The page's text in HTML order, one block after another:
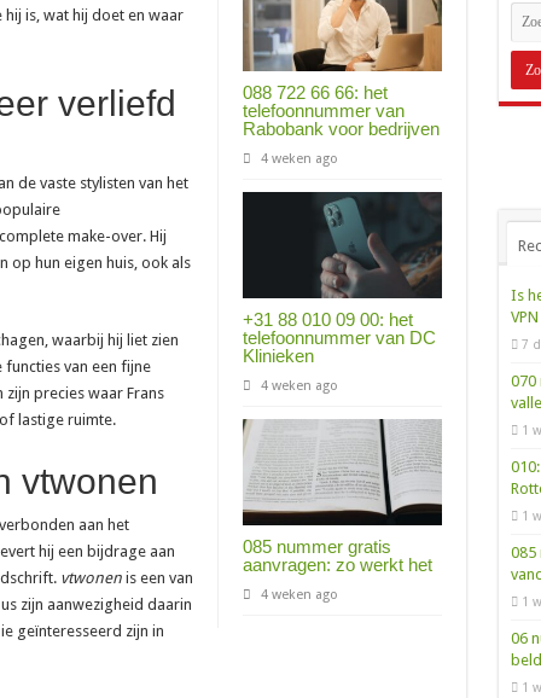
088 722 66 66: het
telefoonnummer van
Rabobank voor bedrijven
4 weken ago
+31 88 010 09 00: het
telefoonnummer van DC
Klinieken
4 weken ago
085 nummer gratis
aanvragen: zo werkt het
4 weken ago
is, wat hij doet en waar
verliefd
de vaste stylisten van het
make-over. Hij
op hun eigen huis, ook als
waarbij hij liet zien
van een fijne
precies waar Frans
lastige ruimte.
vtwonen
aan het
hij een bijdrage aan
vtwonenis een van
zijn aanwezigheid daarin
geïnteresseerd zijn in
Is
7
070
1
1
085
1
06
1